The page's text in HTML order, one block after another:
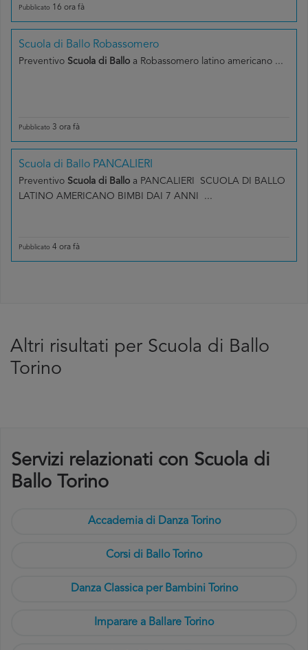
Pubblicato 16 ora fà
Scuola di Ballo Robassomero
Preventivo Scuola di Ballo a Robassomero latino americano ...
Pubblicato 3 ora fà
Scuola di Ballo PANCALIERI
Preventivo Scuola di Ballo a PANCALIERI SCUOLA DI BALLO
LATINO AMERICANO BIMBI DAI 7 ANNI ...
Pubblicato 4 ora fà
Altri risultati per Scuola di Ballo
Torino
Servizi relazionati con Scuola di
Ballo Torino
Accademia di Danza Torino
Corsi di Ballo Torino
Danza Classica per Bambini Torino
Imparare a Ballare Torino